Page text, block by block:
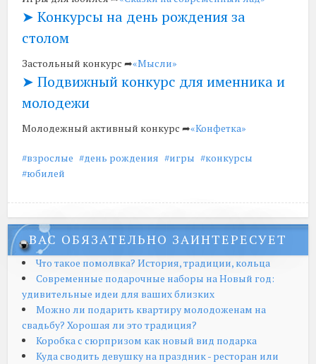
➤ Конкурсы на день рождения за
столом
Застольный конкурс ➦«Мысли»
➤ Подвижный конкурс для именника и
молодежи
Молодежный активный конкурс ➦«Конфетка»
взрослые день рождения игры
конкурсы
юбилей
ВАС ОБЯЗАТЕЛЬНО ЗАИНТЕРЕСУЕТ
Что такое помолвка? История, традиции, кольца
Современные подарочные наборы на Новый год:
удивительные идеи для ваших близких
Можно ли подарить квартиру молодоженам на
свадьбу? Хорошая ли это традиция?
Коробка с сюрпризом как новый вид подарка
Куда сводить девушку на праздник - ресторан или